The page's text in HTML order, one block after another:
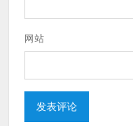
网站